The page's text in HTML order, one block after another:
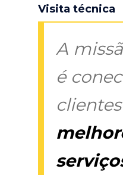
Visita técnica
A
é